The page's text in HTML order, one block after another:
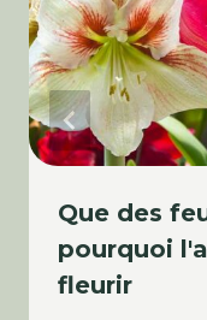
Que des
pourquoi
fleurir